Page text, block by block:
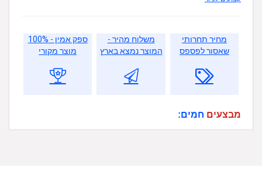
מחיר תחרותי
שאסור לפספס
משלוח מהיר -
המוצר נמצא בארץ
ספק אמין - 100%
מוצר מקורי
מבצעים חמים: